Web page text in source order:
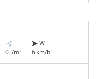
0 l/m²
W
6 km/h